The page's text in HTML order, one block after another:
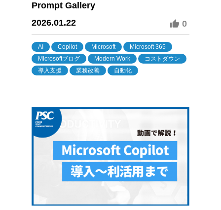
Prompt Gallery
2026.01.22
0
AI Copilot Microsoft
Microsoft 365
Microsoftブログ
Modern Work
コストダウン
導入支援
業務改善 自動化